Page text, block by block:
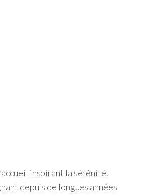
inspirant la sérénité.
depuis de longues années